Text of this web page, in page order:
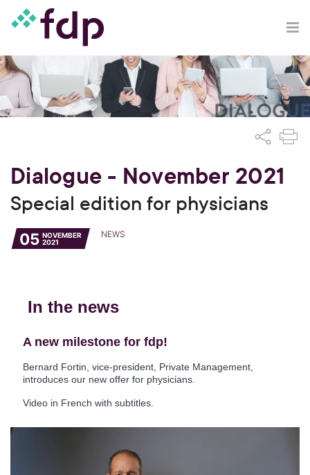
Dialogue - November 2021
Special edition for physicians
05 NOVEMBER
2021
NEWS
In the news
A new milestone for fdp!
Bernard Fortin, vice-president, Private Management,
introduces our new offer for physicians.
Video in French with subtitles.